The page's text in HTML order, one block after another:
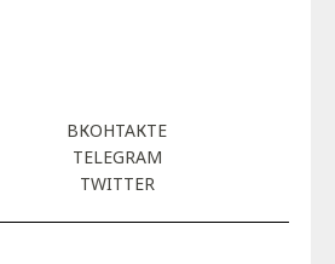
ВКОНТАКТЕ
TELEGRAM
TWITTER